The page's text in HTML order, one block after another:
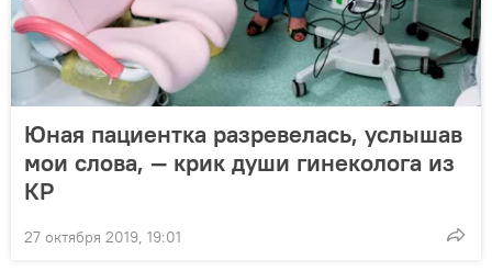
Юная пациентка разревелась, услышав
мои слова, — крик души гинеколога из
КР
27 октября 2019, 19:01